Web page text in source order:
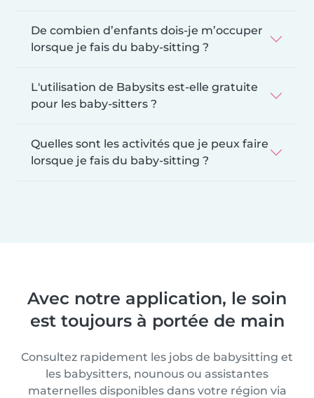
De combien d’enfants dois-je m’occuper
lorsque je fais du baby-sitting ?
L'utilisation de Babysits est-elle gratuite
pour les baby-sitters ?
Quelles sont les activités que je peux faire
lorsque je fais du baby-sitting ?
Avec notre application, le soin
est toujours à portée de main
Consultez rapidement les jobs de babysitting et
les babysitters, nounous ou assistantes
maternelles disponibles dans votre région via